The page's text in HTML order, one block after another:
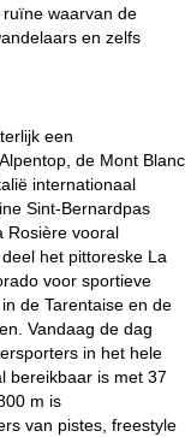
waarvan de
en zelfs
een
de Mont Blanc
internationaal
Sint-Bernardpas
Rosière vooral
het pittoreske La
voor sportieve
de Tarentaise en de
Vandaag de dag
in het hele
bereikbaar is met 37
m is
van pistes, freestyle